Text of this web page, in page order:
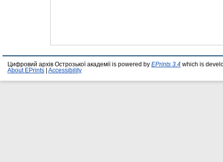
Цифровий архів Острозької академії is powered by EPrints 3.4 which is
About EPrints
Accessibility